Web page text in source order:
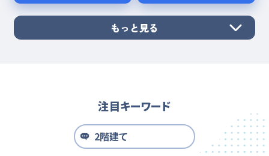
もっと見る
注目キーワード
2階建て